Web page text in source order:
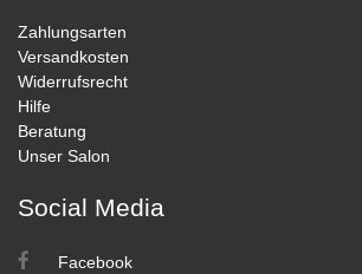
Zahlungsarten
Versandkosten
Widerrufsrecht
Hilfe
Beratung
Unser Salon
Social Media
Facebook